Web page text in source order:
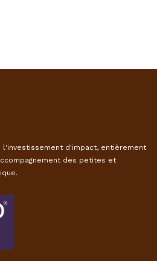
l'investissement d'impact, entièrement
des petites et